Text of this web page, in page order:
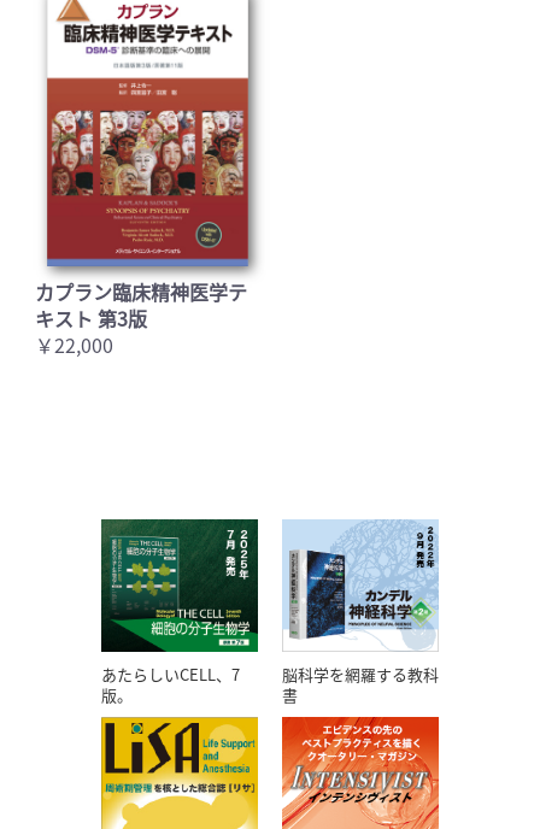
カプラン臨床精神医学テ
キスト 第3版
￥22,000
あたらしいCELL、7
版。
脳科学を網羅する教科
書